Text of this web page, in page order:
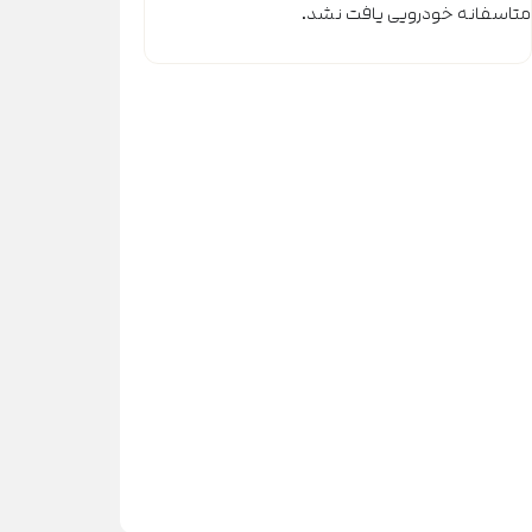
متاسفانه خودرویی یافت نشد.